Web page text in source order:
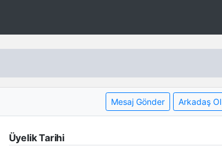
Mesaj Gönder Arkadaş Ol
Üyelik Tarihi